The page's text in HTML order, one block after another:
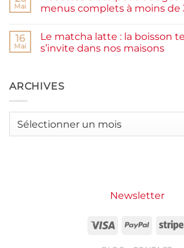
et
burger
testé
Packman
Burgers &
Grande
Motte
Mai
menus complets à moins de
sur
Recettes
d’été
j’ai
créé
à
16
Mai
Le matcha latte : la boisson
s’invite dans nos maisons
Le
matcha
boisson
ARCHIVES
Archives
Newsletter
Visa PayPal